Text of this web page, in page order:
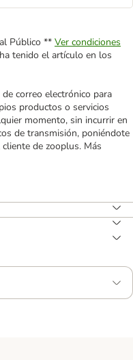
Público ** Ver condiciones
tenido el artículo en los
correo electrónico para
productos o servicios
momento, sin incurrir en
de transmisión, poniéndote
de zooplus. Más